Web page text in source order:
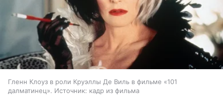
Гленн Клоуз в роли Круэллы Де Виль в фильме «101
далматинец». Источник: кадр из фильма